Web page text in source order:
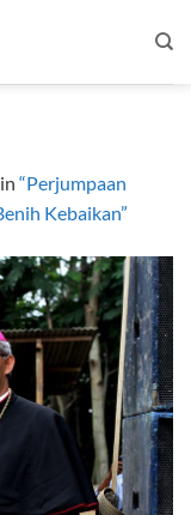
in “Perjumpaan
Kebaikan”